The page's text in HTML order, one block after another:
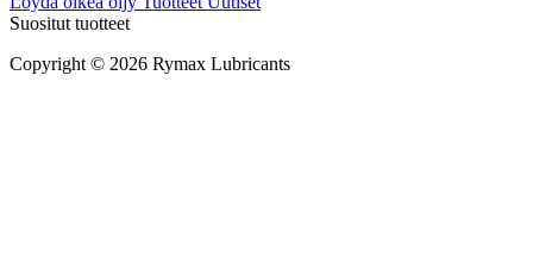
Suositut tuotteet
Copyright © 2026 Rymax Lubricants